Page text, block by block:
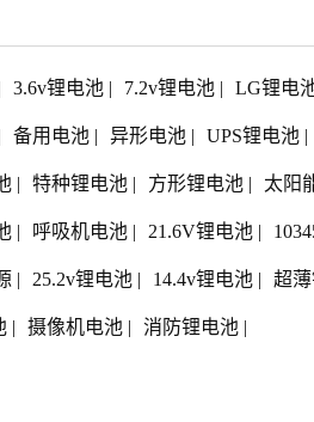
3.6v锂电池 | 7.2v锂电池 | LG锂电
备用电池 | 异形电池 | UPS锂电池 |
| 特种锂电池 | 方形锂电池 | 太阳
| 呼吸机电池 | 21.6V锂电池 |
| 25.2v锂电池 | 14.4v锂电池 | 超
| 摄像机电池 | 消防锂电池 |